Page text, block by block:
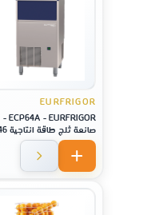
EURFRIGOR
ECP64A - EURFRIGOR -
صانعة ثلج
كيلو